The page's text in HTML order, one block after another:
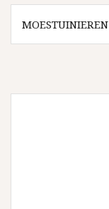
Bericht
navigatie
MOESTUINIEREN